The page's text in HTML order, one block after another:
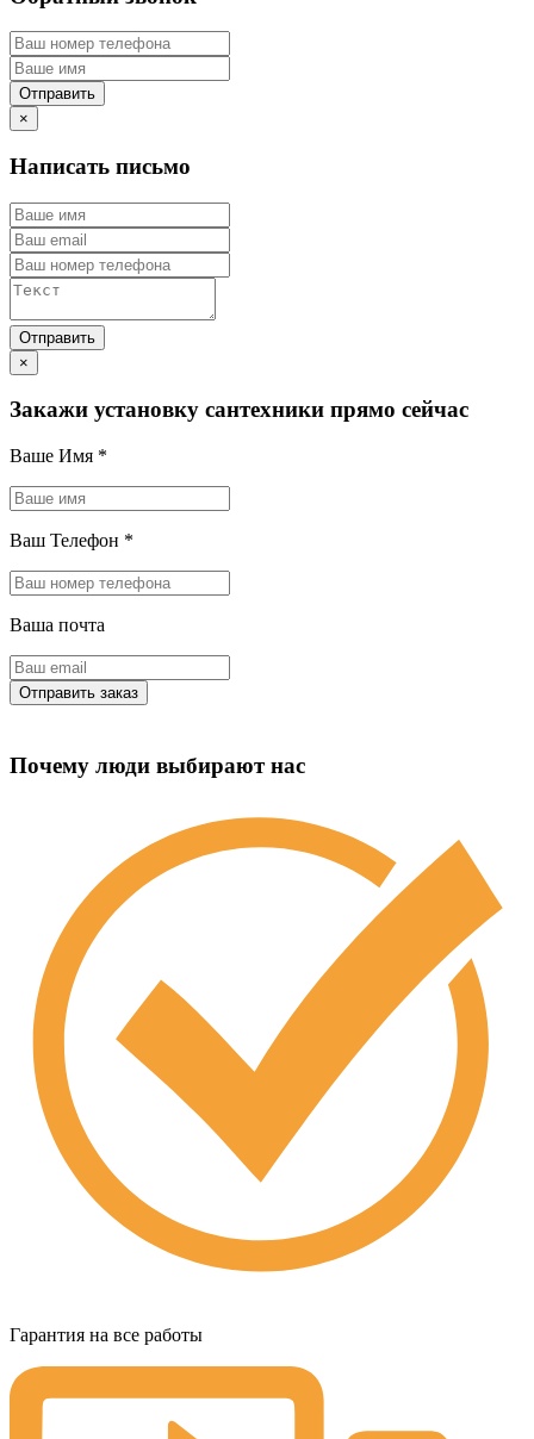
×
Написать письмо
×
Закажи установку сантехники прямо сейчас
Ваше Имя *
Ваш Телефон *
Ваша почта
Почему люди выбирают нас
Гарантия на все работы